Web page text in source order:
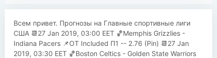
Всем привет. Прогнозы на Главные спортивные лиги
США 📆27 Jan 2019, 03:00 EET 🏀Memphis Grizzlies -
Indiana Pacers 📌OT Included П1 -- 2.76 (Pin) 📆27 Jan
2019, 03:30 EET 🏀Boston Celtics - Golden State Warriors